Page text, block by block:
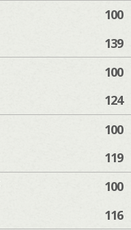
100
139
100
124
100
119
100
116